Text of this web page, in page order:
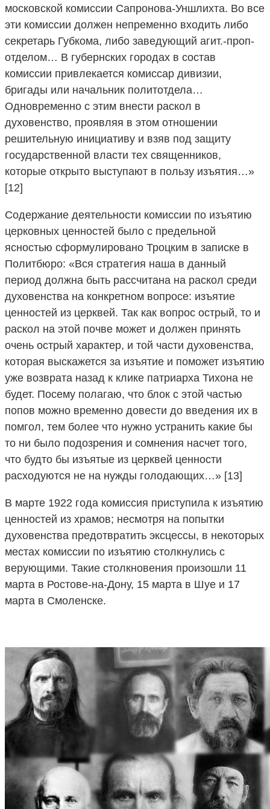
московской комиссии Сапронова-Уншлихта. Во все
эти комиссии должен непременно входить либо
секретарь Губкома, либо заведующий агит.-проп-
отделом… В губернских городах в состав
комиссии привлекается комиссар дивизии,
бригады или начальник политотдела…
Одновременно с этим внести раскол в
духовенство, проявляя в этом отношении
решительную инициативу и взяв под защиту
государственной власти тех священников,
которые открыто выступают в пользу изъятия…»
[12]
Содержание деятельности комиссии по изъятию
церковных ценностей было с предельной
ясностью сформулировано Троцким в записке в
Политбюро: «Вся стратегия наша в данный
период должна быть рассчитана на раскол среди
духовенства на конкретном вопросе: изъятие
ценностей из церквей. Так как вопрос острый, то и
раскол на этой почве может и должен принять
очень острый характер, и той части духовенства,
которая выскажется за изъятие и поможет изъятию
уже возврата назад к клике патриарха Тихона не
будет. Посему полагаю, что блок с этой частью
попов можно временно довести до введения их в
помгол, тем более что нужно устранить какие бы
то ни было подозрения и сомнения насчет того,
что будто бы изъятые из церквей ценности
расходуются не на нужды голодающих…» [13]
В марте 1922 года комиссия приступила к изъятию
ценностей из храмов; несмотря на попытки
духовенства предотвратить эксцессы, в некоторых
местах комиссии по изъятию столкнулись с
верующими. Такие столкновения произошли 11
марта в Ростове-на-Дону, 15 марта в Шуе и 17
марта в Смоленске.